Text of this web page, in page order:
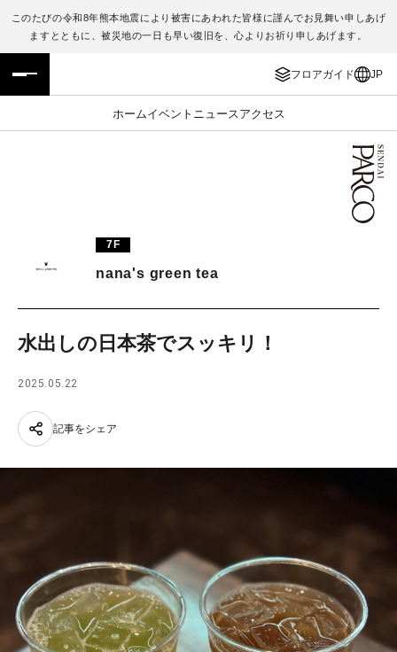
このたびの令和8年熊本地震により被害にあわれた皆様に謹んでお見舞い申しあげ
ますとともに、被災地の一日も早い復旧を、心よりお祈り申しあげます。
フロアガイド JP
ホームイベント ニュース アクセス
フロアガイド
施設案内・アクセス
TAX FREE
ENGLISH
繁体字
日本語
7F
nana's green tea
水出しの日本茶でスッキリ！
2025.05.22
記事をシェア